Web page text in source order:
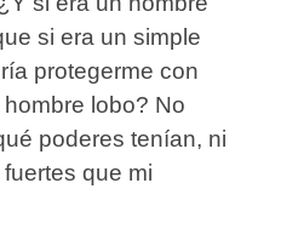
si era un simple
protegerme con
lobo? No
poderes tenían, ni
que mi